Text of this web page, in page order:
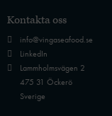
Kontakta oss
info@vingaseafood.se
LinkedIn
Lammholmsvägen 2
475 31 Öckerö
Sverige